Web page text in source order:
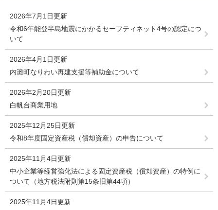
2026年7月1日更新
令和6年能登半島地震にかかるセーフティネット4号の認定につ
いて
2026年4月1日更新
内灘町なりわい再建支援等補助金について
2026年2月20日更新
白帆台商業用地
2025年12月25日更新
令和8年度固定資産税（償却資産）の申告について
2025年11月4日更新
中小企業等経営強化法による固定資産税（償却資産）の特例に
ついて（地方税法附則第15条旧第44項）
2025年11月4日更新